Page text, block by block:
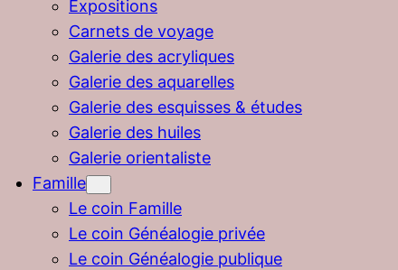
Expositions
Carnets de voyage
Galerie des acryliques
Galerie des aquarelles
Galerie des esquisses & études
Galerie des huiles
Galerie orientaliste
Famille
Le coin Famille
Le coin Généalogie privée
Le coin Généalogie publique